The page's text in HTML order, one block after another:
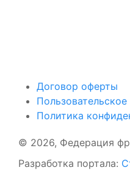
Договор оферты
Политика
© 2026, Федерация
Разработка портала: